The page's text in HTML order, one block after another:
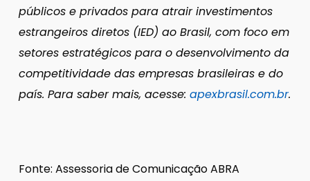
públicos e privados para atrair investimentos
estrangeiros diretos (IED) ao Brasil, com foco em
setores estratégicos para o desenvolvimento da
competitividade das empresas brasileiras e do
país. Para saber mais, acesse: apexbrasil.com.br.
Fonte: Assessoria de Comunicação ABRA